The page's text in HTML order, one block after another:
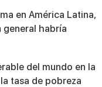
en América Latina,
general habría
del mundo en la
tasa de pobreza